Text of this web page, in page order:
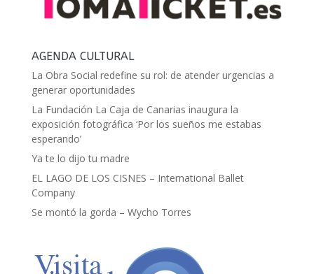
AGENDA CULTURAL
La Obra Social redefine su rol: de atender urgencias a
generar oportunidades
La Fundación La Caja de Canarias inaugura la
exposición fotográfica ‘Por los sueños me estabas
esperando’
Ya te lo dijo tu madre
EL LAGO DE LOS CISNES – International Ballet
Company
Se montó la gorda – Wycho Torres